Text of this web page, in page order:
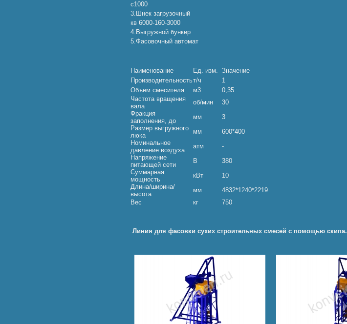
с1000
3.Шнек загрузочный
кв 6000-160-3000
4.Выгружной бункер
5.Фасовочный автомат
Наименование Ед. изм. Значение
Производительностьт/ч
1
Объем смесителя
м3
0,35
Частота вращения
вала
об/мин
30
Фракция
заполнения, до
мм
3
Размер выгружного
люка
мм
600*400
Номинальное
давление воздуха
атм
-
Напряжение
питающей сети
В
380
Суммарная
мощность
кВт
10
Длина/ширина/
высота
мм
4832*1240*2219
Вес
кг 750
Линия для фасовки сухих строительных смесей с помощью скипа.